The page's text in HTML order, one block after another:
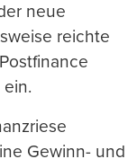
neue
reichte
Gewinn- und